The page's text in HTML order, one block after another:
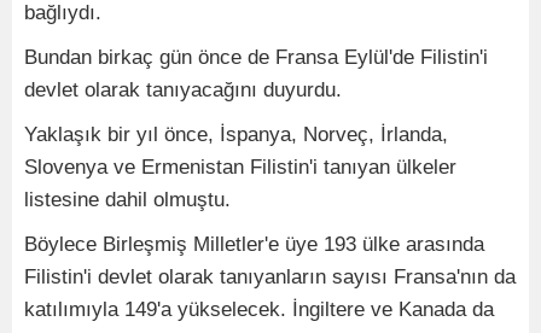
bağlıydı.
Bundan birkaç gün önce de Fransa Eylül'de Filistin'i
devlet olarak tanıyacağını duyurdu.
Yaklaşık bir yıl önce, İspanya, Norveç, İrlanda,
Slovenya ve Ermenistan Filistin'i tanıyan ülkeler
listesine dahil olmuştu.
Böylece Birleşmiş Milletler'e üye 193 ülke arasında
Filistin'i devlet olarak tanıyanların sayısı Fransa'nın da
katılımıyla 149'a yükselecek. İngiltere ve Kanada da